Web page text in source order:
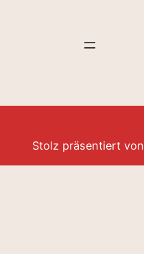
Stolz präsentiert von